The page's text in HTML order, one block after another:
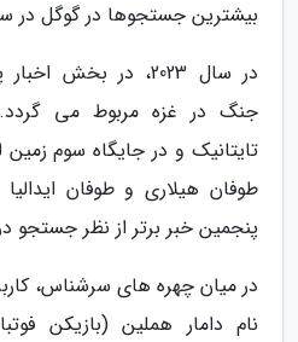
بیشترین جستجوها در گوگل در سال
در سال 2023، در بخش
جنگ در غزه مربوط می گردد.
تایتانیک و در جایگاه سوم
طوفان هیلاری و طوفان
پنجمین خبر برتر از نظر جستجو
نام دامار هملین (بازیکن